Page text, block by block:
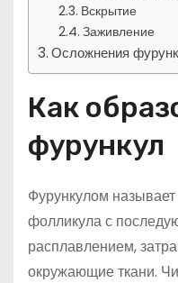
Вскрытие
Заживление
Осложнения
Как
фурункул
Фурункулом
фолликула с
расплавлением,
окружающие ткани.